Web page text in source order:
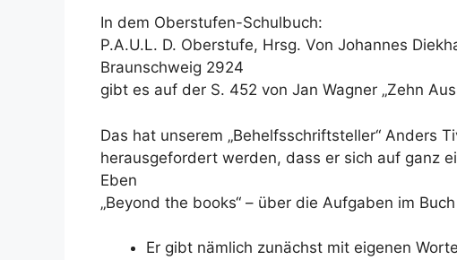
In dem Oberstufen-Schulbuch:
P.A.U.L. D. Oberstufe, Hrsg. Von Johannes
Braunschweig 2924
gibt es auf der S. 452 von Jan Wagner „Zehn
Das hat unserem „Behelfsschriftsteller“ Anders
herausgefordert werden, dass er sich auf ganz
Eben
„Beyond the books“ – über die Aufgaben im
Er gibt nämlich zunächst mit eigenen